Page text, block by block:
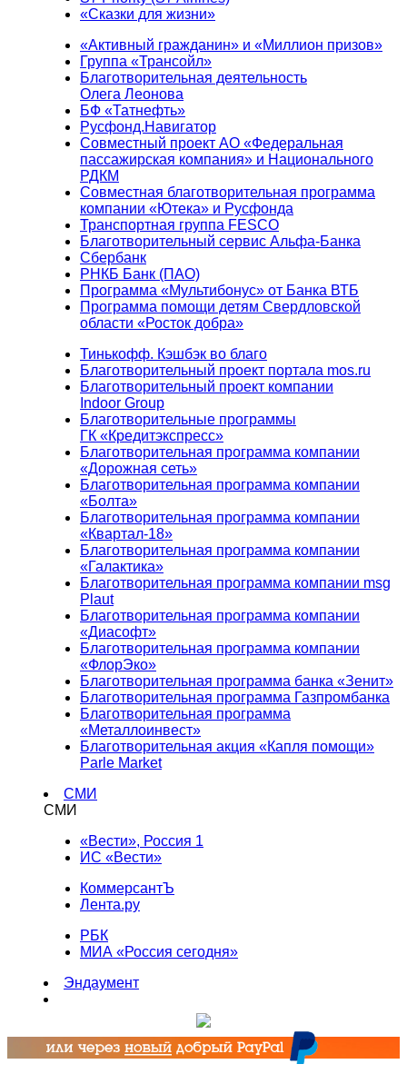
«Сказки для жизни»
«Активный гражданин» и «Миллион призов»
Группа «Трансойл»
Благотворительная деятельность
Олега Леонова
БФ «Татнефть»
Русфонд.Навигатор
Совместный проект АО «Федеральная
пассажирская компания» и Национального
РДКМ
Совместная благотворительная программа
компании «Ютека» и Русфонда
Транспортная группа FESCO
Благотворительный сервис Альфа-Банка
Сбербанк
РНКБ Банк (ПАО)
Программа «Мультибонус» от Банка ВТБ
Программа помощи детям Свердловской
области «Росток добра»
Тинькофф. Кэшбэк во благо
Благотворительный проект портала mos.ru
Благотворительный проект компании
Indoor Group
Благотворительные программы
ГК «Кредитэкспресс»
Благотворительная программа компании
«Дорожная сеть»
Благотворительная программа компании
«Болта»
Благотворительная программа компании
«Квартал-18»
Благотворительная программа компании
«Галактика»
Благотворительная программа компании msg
Plaut
Благотворительная программа компании
«Диасофт»
Благотворительная программа компании
«ФлорЭко»
Благотворительная программа банка «Зенит»
Благотворительная программа Газпромбанка
Благотворительная программа
«Металлоинвест»
Благотворительная акция «Капля помощи»
Parle Market
СМИ
СМИ
«Вести», Россия 1
ИС «Вести»
КоммерсантЪ
Лента.ру
РБК
МИА «Россия сегодня»
Эндаумент